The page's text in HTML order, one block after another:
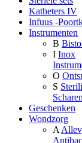
Katheters IV
Infuus -
Instrumenten
B
I Inox
O
S
Scharen
Geschenken
Wondzorg
A